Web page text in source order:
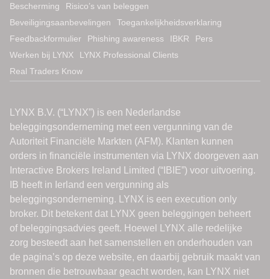
Bescherming
Risico’s van beleggen
Beveiligingsaanbevelingen
Toegankelijkheidsverklaring
Feedbackformulier
Phishing awareness IBKR
Pers
Werken bij LYNX
LYNX Professional Clients
Real Traders Know